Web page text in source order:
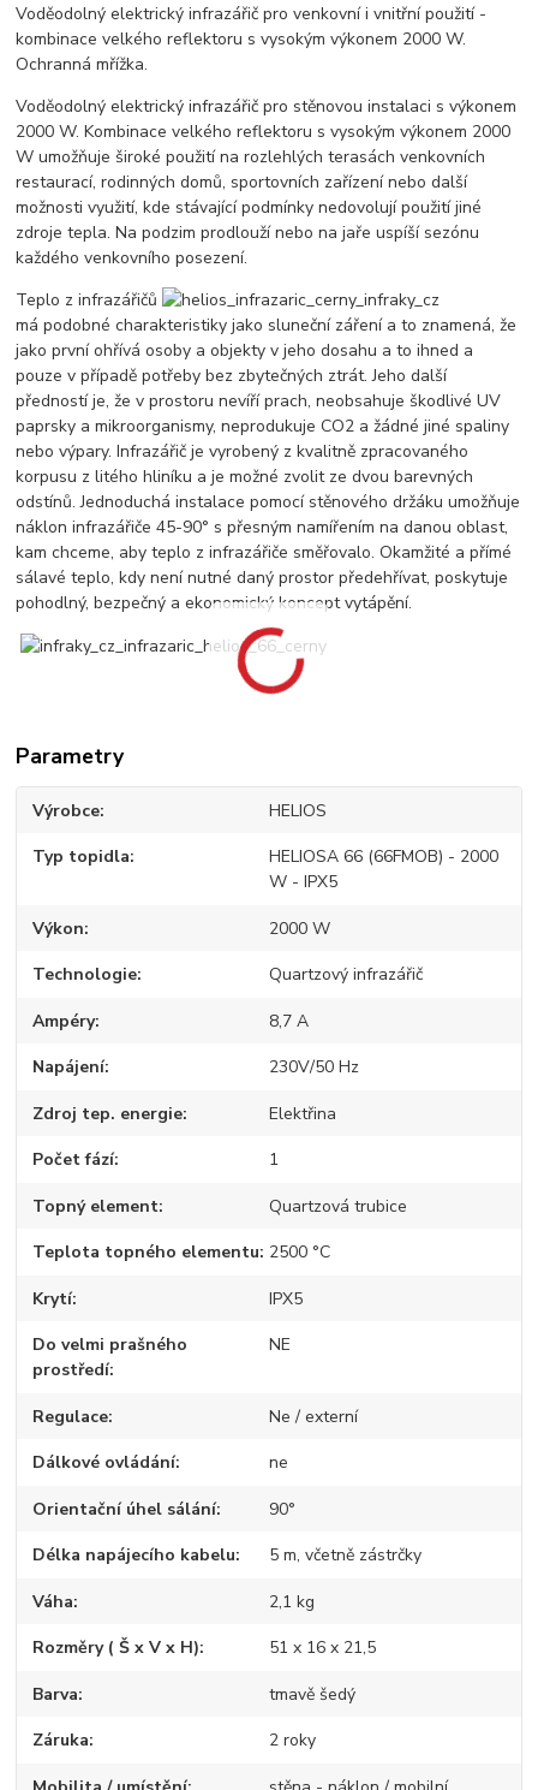
Voděodolný elektrický infrazářič pro venkovní i vnitřní použití -
kombinace velkého reflektoru s vysokým výkonem 2000 W.
Ochranná mřížka.
Voděodolný elektrický infrazářič pro stěnovou instalaci s výkonem
2000 W. Kombinace velkého reflektoru s vysokým výkonem 2000
W umožňuje široké použití na rozlehlých terasách venkovních
restaurací, rodinných domů, sportovních zařízení nebo další
možnosti využití, kde stávající podmínky nedovolují použití jiné
zdroje tepla. Na podzim prodlouží nebo na jaře uspíší sezónu
každého venkovního posezení.
Teplo z infrazářičů
má podobné charakteristiky jako sluneční záření a to znamená, že
jako první ohřívá osoby a objekty v jeho dosahu a to ihned a
pouze v případě potřeby bez zbytečných ztrát. Jeho další
předností je, že v prostoru nevíří prach, neobsahuje škodlivé UV
paprsky a mikroorganismy, neprodukuje CO2 a žádné jiné spaliny
nebo výpary. Infrazářič je vyrobený z kvalitně zpracovaného
korpusu z litého hliníku a je možné zvolit ze dvou barevných
odstínů. Jednoduchá instalace pomocí stěnového držáku umožňuje
náklon infrazářiče 45-90° s přesným namířením na danou oblast,
kam chceme, aby teplo z infrazářiče směřovalo. Okamžité a přímé
sálavé teplo, kdy není nutné daný prostor předehřívat, poskytuje
pohodlný, bezpečný a ekonomický koncept vytápění.
Parametry
Výrobce HELIOS
Typ topidla
HELIOSA 66 (66FMOB) - 2000
W - IPX5
Výkon 2000 W
Technologie Quartzový infrazářič
Ampéry 8,7 A
Napájení 230V/50 Hz
Zdroj tep. energie Elektřina
Počet fází 1
Topný element Quartzová trubice
Teplota topného elementu 2500 °C
Krytí IPX5
Do velmi prašného
prostředí
NE
Regulace Ne / externí
Dálkové ovládání ne
Orientační úhel sálání 90°
Délka napájecího kabelu 5 m, včetně zástrčky
Váha 2,1 kg
Rozměry ( Š x V x H) 51 x 16 x 21,5
Barva tmavě šedý
Záruka 2 roky